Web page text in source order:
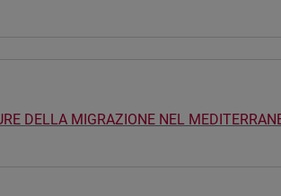
DELLA MIGRAZIONE NEL